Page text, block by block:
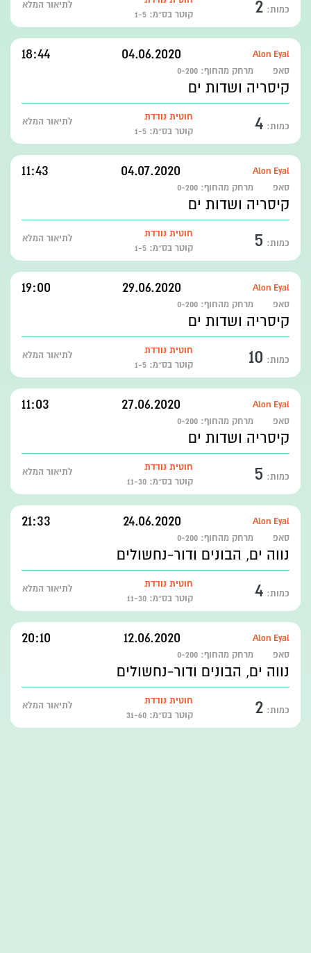
כמות: 2
קוטר בס״מ: 1-5
לתיאור המלא
Alon Eyal
04.06.2020
18:44
סאפ מרחק מהחוף: 0-200
קיסריה ושדות ים
כמות: 4
חוטית נודדת
קוטר בס״מ: 1-5
לתיאור המלא
Alon Eyal
04.07.2020
11:43
סאפ מרחק מהחוף: 0-200
קיסריה ושדות ים
כמות: 5
חוטית נודדת
קוטר בס״מ: 1-5
לתיאור המלא
Alon Eyal
29.06.2020
19:00
סאפ מרחק מהחוף: 0-200
קיסריה ושדות ים
כמות: 10
חוטית נודדת
קוטר בס״מ: 1-5
לתיאור המלא
Alon Eyal
27.06.2020
11:03
סאפ מרחק מהחוף: 0-200
קיסריה ושדות ים
כמות: 5
חוטית נודדת
קוטר בס״מ: 11-30
לתיאור המלא
Alon Eyal
24.06.2020
21:33
סאפ מרחק מהחוף: 0-200
נווה ים, הבונים ודור-נחשולים
כמות: 4
חוטית נודדת
קוטר בס״מ: 11-30
לתיאור המלא
Alon Eyal
12.06.2020
20:10
סאפ מרחק מהחוף: 0-200
נווה ים, הבונים ודור-נחשולים
כמות: 2
חוטית נודדת
קוטר בס״מ: 31-60
לתיאור המלא